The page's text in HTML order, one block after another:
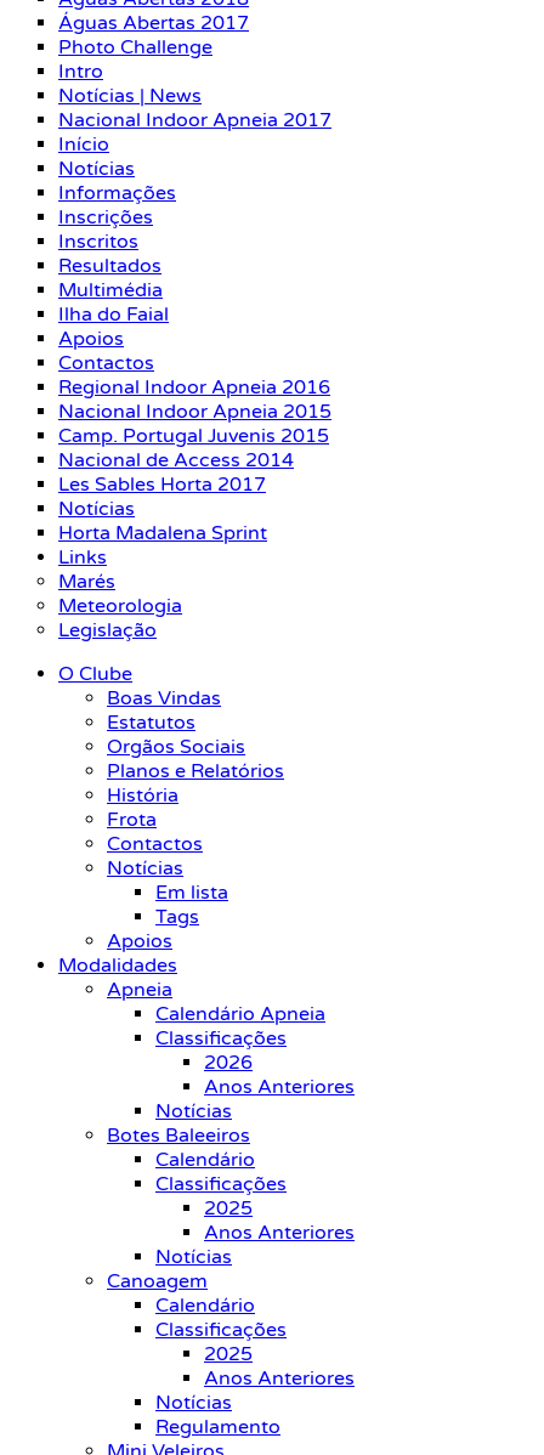
Águas Abertas 2017
Photo Challenge
Intro
Notícias | News
Nacional Indoor Apneia 2017
Início
Notícias
Informações
Inscrições
Inscritos
Resultados
Multimédia
Ilha do Faial
Apoios
Contactos
Regional Indoor Apneia 2016
Nacional Indoor Apneia 2015
Camp. Portugal Juvenis 2015
Nacional de Access 2014
Les Sables Horta 2017
Notícias
Horta Madalena Sprint
Links
Marés
Meteorologia
Legislação
O Clube
Boas Vindas
Estatutos
Orgãos Sociais
Planos e Relatórios
História
Frota
Contactos
Notícias
Em lista
Tags
Apoios
Modalidades
Apneia
Calendário Apneia
Classificações
2026
Anos Anteriores
Notícias
Botes Baleeiros
Calendário
Classificações
2025
Anos Anteriores
Notícias
Canoagem
Calendário
Classificações
2025
Anos Anteriores
Notícias
Regulamento